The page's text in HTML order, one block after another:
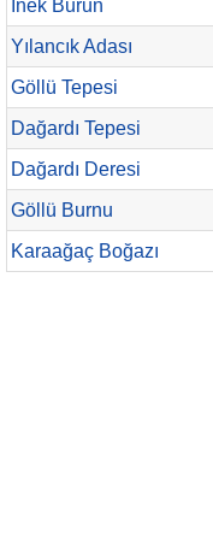
Inek Burun
Yılancık Adası
Göllü Tepesi
Dağardı Tepesi
Dağardı Deresi
Göllü Burnu
Karaağaç Boğazı